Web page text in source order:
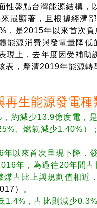
盤點台灣能源結構，
最顯著，且根據經濟
是2015年以來首次
能源消費與發電量降
現上，去年度因受補
，釐清2019年能源
生能源發電種
約減少13.9億度電，
、燃氣減少1.40%
以來首次呈現下降，
年，為過往20年間
占比上與規劃值相近
）
。
，占比則減少